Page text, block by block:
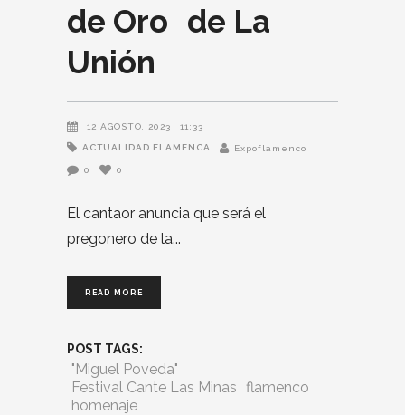
de Oro de La
Unión
12 AGOSTO, 2023 11:33
ACTUALIDAD FLAMENCA Expoflamenco
0 0
El cantaor anuncia que será el
pregonero de la
READ MORE
POST TAGS:
"Miguel Poveda"
Festival Cante Las Minas flamenco
homenaje